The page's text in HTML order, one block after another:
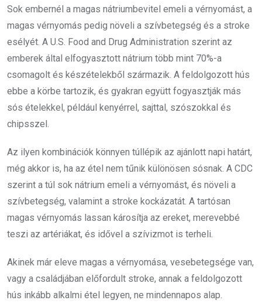
Sok embernél a magas nátriumbevitel emeli a vérnyomást, a
magas vérnyomás pedig növeli a szívbetegség és a stroke
esélyét. A U.S. Food and Drug Administration szerint az
emberek által elfogyasztott nátrium több mint 70%-a
csomagolt és készételekből származik. A feldolgozott hús
ebbe a körbe tartozik, és gyakran együtt fogyasztják más
sós ételekkel, például kenyérrel, sajttal, szószokkal és
chipsszel.
Az ilyen kombinációk könnyen túllépik az ajánlott napi határt,
még akkor is, ha az étel nem tűnik különösen sósnak. A CDC
szerint a túl sok nátrium emeli a vérnyomást, és növeli a
szívbetegség, valamint a stroke kockázatát. A tartósan
magas vérnyomás lassan károsítja az ereket, merevebbé
teszi az artériákat, és idővel a szívizmot is terheli.
Akinek már eleve magas a vérnyomása, vesebetegsége van,
vagy a családjában előfordult stroke, annak a feldolgozott
hús inkább alkalmi étel legyen, ne mindennapos alap.